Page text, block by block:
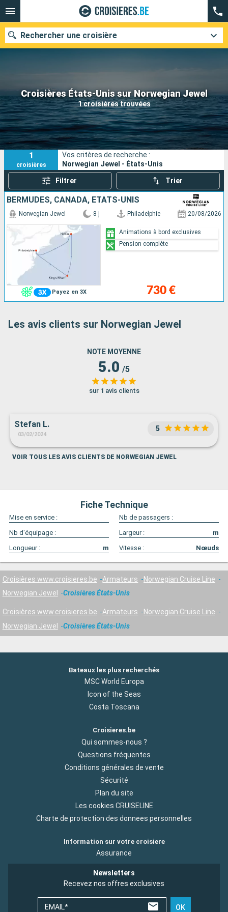
Croisières États-Unis sur Norwegian Jewel
1 croisières trouvées
Rechercher une croisière
Nos destinations
Mois de départ
Ports Compagnies
Rechercher
1
croisières
Vos critères de recherche :
Norwegian Jewel - États-Unis
Filtrer Trier
BERMUDES, CANADA, ÉTATS-UNIS
Payez en 3X
Norwegian Jewel 8 j Philadelphie 20/08/2026
730 €
Animations à bord exclusives
Pension complète
Les avis clients sur Norwegian Jewel
NOTE MOYENNE
5.0 /5
sur 1 avis clients
Stefan L.
03/02/2024
5
VOIR TOUS LES AVIS CLIENTS DE NORWEGIAN JEWEL
Fiche Technique
Mise en service :
Nb de passagers :
Nb d'équipage :
Largeur :
m
Longueur :
m Vitesse : Nœuds
Croisières www.croisieres.be Armateurs
Norwegian Cruise Line
Norwegian Jewel
Croisières États-Unis
Croisières www.croisieres.be Armateurs
Norwegian Cruise Line
Norwegian Jewel
Croisières États-Unis
Bateaux les plus recherchés
MSC World Europa
Icon of the Seas
Costa Toscana
Croisieres.be
Qui sommes-nous ?
Questions fréquentes
Conditions générales de vente
Sécurité
Plan du site
Les cookies CRUISELINE
Charte de protection des donnees personnelles
Information sur votre croisiere
Assurance
Newsletters
Recevez nos offres exclusives
EMAIL* OK